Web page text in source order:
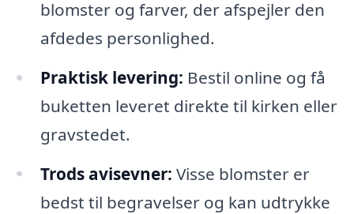
blomster og farver, der afspejler den
afdedes personlighed.
Praktisk levering: Bestil online og få
buketten leveret direkte til kirken eller
gravstedet.
Trods avisevner: Visse blomster er
bedst til begravelser og kan udtrykke